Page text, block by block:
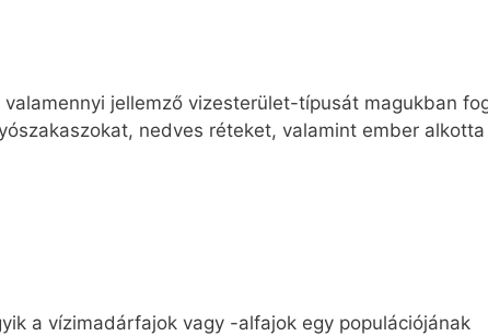
jellemző vizesterület-típusát magukban
nedves réteket, valamint ember alkotta
a vízimadárfajok vagy -alfajok egy populációjának